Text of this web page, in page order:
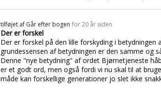
tilføjet af Går efter bogen for 20 år siden
Der er forskel
Der er forskel på den lille forskyding i
grundessensen af betydningen er den samme og
Denne "nye betydning" af ordet Bjørnetjeneste
er et godt ord, men også fordi vi nu skal til at
måde kan forskellige generationer jo slet ikke